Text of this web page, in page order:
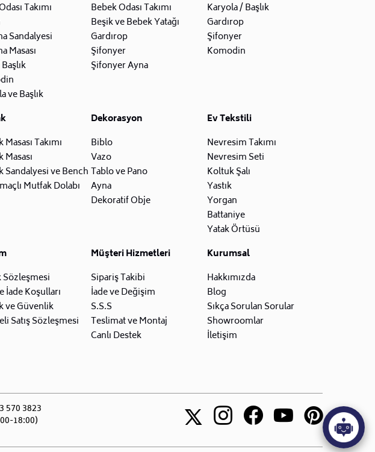
Takımı
Sandalyesi
Masası
ve Başlık
Bebek Odası Takımı
Beşik ve Bebek Yatağı
Gardırop
Şifonyer
Şifonyer Ayna
Karyola / Başlık
Gardırop
Şifonyer
Komodin
Takımı
Sandalyesi ve Bench
Mutfak Dolabı
Dekorasyon
Biblo
Vazo
Tablo ve Pano
Ayna
Dekoratif Obje
Ev Tekstili
Nevresim Takımı
Nevresim Seti
Koltuk Şalı
Yastık
Yorgan
Battaniye
Yatak Örtüsü
İade Koşulları
ve Güvenlik
Satış Sözleşmesi
Müşteri Hizmetleri
Sipariş Takibi
İade ve Değişim
S.S.S
Teslimat ve Montaj
Canlı Destek
Kurumsal
Hakkımızda
Blog
Sıkça Sorulan Sorular
Showroomlar
İletişim
570 3823
18:00)